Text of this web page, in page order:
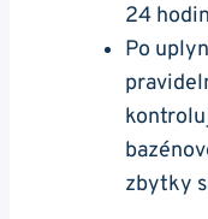
24
Po
zbytky